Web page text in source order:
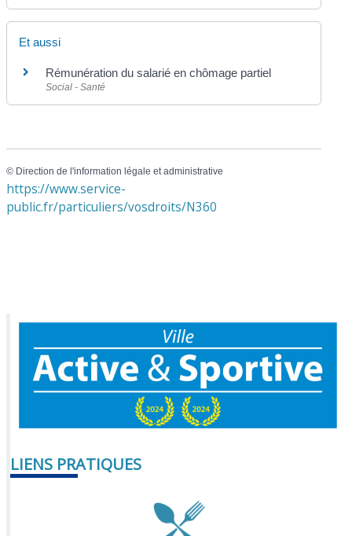
Et aussi
Rémunération du salarié en chômage partiel
Social - Santé
© Direction de l'information légale et administrative
https://www.service-
public.fr/particuliers/vosdroits/N360
LIENS PRATIQUES